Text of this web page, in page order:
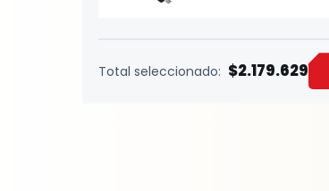
Total seleccionado: $2.179.629